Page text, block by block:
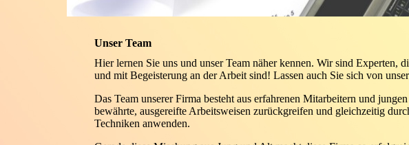
Unser Team
Hier lernen Sie uns und unser Team näher kennen. Wir sind Experten,
und mit Begeisterung an der Arbeit sind! Lassen auch Sie sich von
Das Team unserer Firma besteht aus erfahrenen Mitarbeitern und
bewährte, ausgereifte Arbeitsweisen zurückgreifen und gleichzeitig
Techniken anwenden.